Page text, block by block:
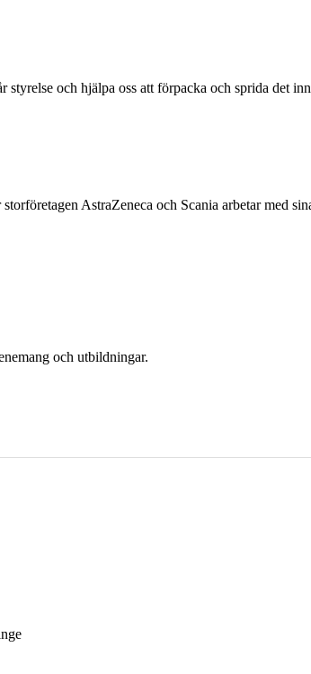
och hjälpa oss att förpacka och sprida det
AstraZeneca och Scania arbetar med
och utbildningar.